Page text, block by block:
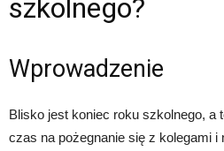
szkolnego?
Wprowadzenie
Blisko jest koniec roku szkolnego, a
czas na pożegnanie się z kolegami i